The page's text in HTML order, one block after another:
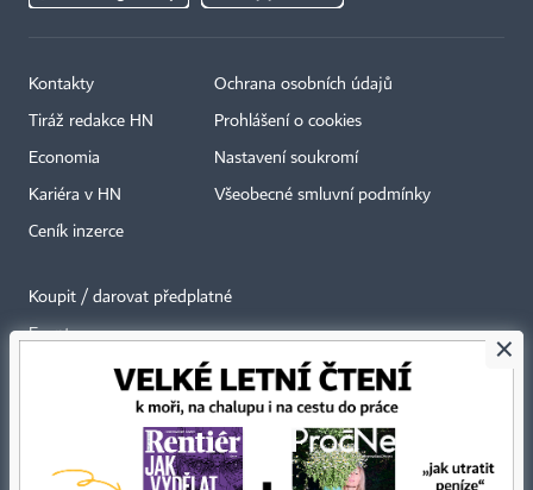
Kontakty
Tiráž redakce HN
Economia
Kariéra v HN
Ceník inzerce
Ochrana osobních údajů
Prohlášení o cookies
Nastavení soukromí
Všeobecné smluvní podmínky
Koupit / darovat předplatné
Eventy
Newslettery
×